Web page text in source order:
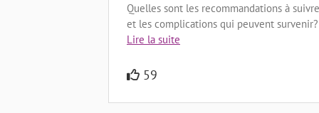
Quelles sont les recommandations à suivre
et les complications qui peuvent survenir?
Lire la suite
59